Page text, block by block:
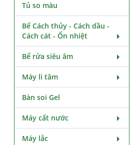
Tủ so màu
Bể Cách thủy - Cách dầu -
Cách cát - Ổn nhiệt
Bể rửa siêu âm
Máy li tâm
Bàn soi Gel
Máy cất nước
Máy lắc